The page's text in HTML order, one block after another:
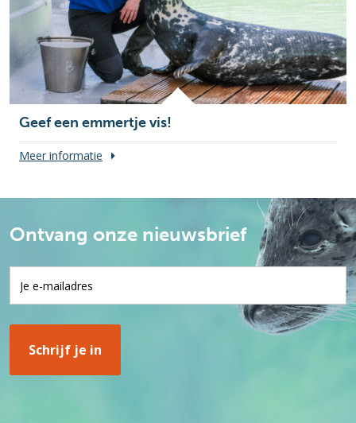
Geef een emmertje vis!
Meer informatie
Ontvang onze nieuwsbrief